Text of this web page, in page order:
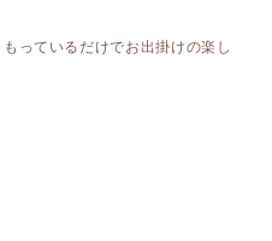
っているだけでお出掛けの楽し